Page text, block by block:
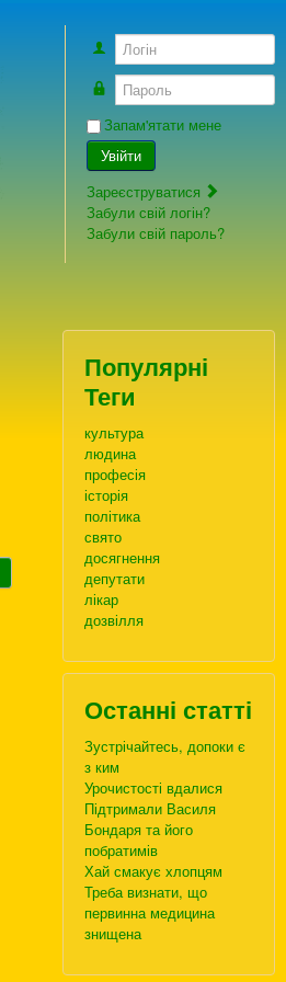
Логін
Пароль
Запам'ятати мене
Увійти
Зареєструватися
Забули свій логін?
Забули свій пароль?
Популярні
Теги
культура
людина
професія
історія
політика
свято
досягнення
депутати
лікар
дозвілля
Останні статті
Зустрічайтесь, допоки є
з ким
Урочистості вдалися
Підтримали Василя
Бондаря та його
побратимів
Хай смакує хлопцям
Треба визнати, що
первинна медицина
знищена